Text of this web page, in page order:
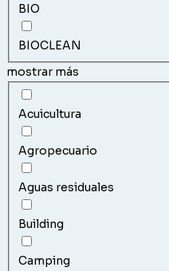
BIO
BIOCLEAN
mostrar más
Acuicultura
Agropecuario
Aguas residuales
Building
Camping